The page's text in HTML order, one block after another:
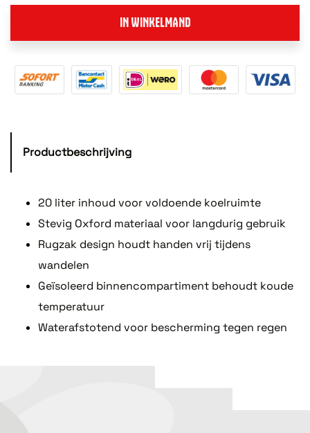
IN WINKELMAND
Productbeschrijving
20 liter inhoud voor voldoende koelruimte
Stevig Oxford materiaal voor langdurig gebruik
Rugzak design houdt handen vrij tijdens
wandelen
Geïsoleerd binnencompartiment behoudt koude
temperatuur
Waterafstotend voor bescherming tegen regen